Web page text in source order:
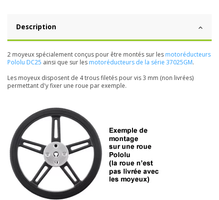
Description
2 moyeux spécialement conçus pour être montés sur les motoréducteurs
Pololu DC25 ainsi que sur les motoréducteurs de la série 37025GM.
Les moyeux disposent de 4 trous filetés pour vis 3 mm (non livrées)
permettant d'y fixer une roue par exemple.